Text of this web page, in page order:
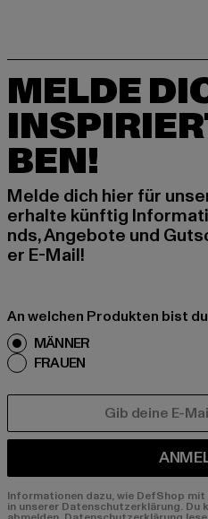
MELDE
BEN!
Melde dich hier für
erhalte künftig
nds, Angebote und
er E-Mail!
An welchen Produkten bist
MÄNNER
FRAUEN
Informationen dazu, wie DefShop
in unserer Datenschutzerklärung.